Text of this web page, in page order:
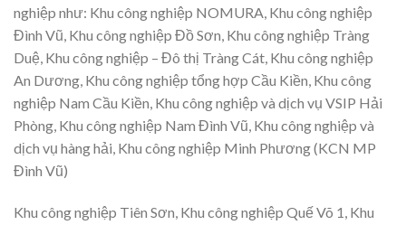
nghiệp như: Khu công nghiệp NOMURA, Khu công nghiệp
Đình Vũ, Khu công nghiệp Đồ Sơn, Khu công nghiệp Tràng
Duệ, Khu công nghiệp – Đô thị Tràng Cát, Khu công nghiệp
An Dương, Khu công nghiệp tổng hợp Cầu Kiền, Khu công
nghiệp Nam Cầu Kiền, Khu công nghiệp và dịch vụ VSIP Hải
Phòng, Khu công nghiệp Nam Đình Vũ, Khu công nghiệp và
dịch vụ hàng hải, Khu công nghiệp Minh Phương (KCN MP
Đình Vũ)
Khu công nghiệp Tiên Sơn, Khu công nghiệp Quế Võ 1, Khu